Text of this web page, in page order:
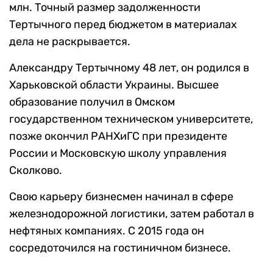
млн. Точный размер задолженности
Тертычного перед бюджетом в материалах
дела не раскрывается.
Александру Тертычному 48 лет, он родился в
Харьковской области Украины. Высшее
образование получил в Омском
государственном техническом университете,
позже окончил РАНХиГС при президенте
России и Московскую школу управления
Сколково.
Свою карьеру бизнесмен начинал в сфере
железнодорожной логистики, затем работал в
нефтяных компаниях. С 2015 года он
сосредоточился на гостиничном бизнесе.